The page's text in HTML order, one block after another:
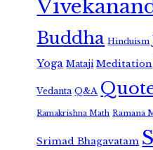
Buddha Hinduism
Yoga Mataji Meditation
Vedanta Q&A
Ramakrishna Math Ramana
Srimad Bhagavatam